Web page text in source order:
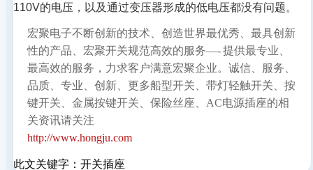
110V的电压，以及通过变压器形成的低电压都没有问题。
宏聚电子不断创新的技术、创造世界最优秀、最具创新
性的产品、宏聚开关规范高效的服务—- 提供最专业、
最高效的服务，力求客户满意宏聚企业。诚信、服务、
品质、专业、创新、更多船型开关、带灯轻触开关、按
键开关、金属按键开关、保险丝座、AC电源插座的相
关资讯请关注
http://www.hongju.com
此文关键字： 开关插座